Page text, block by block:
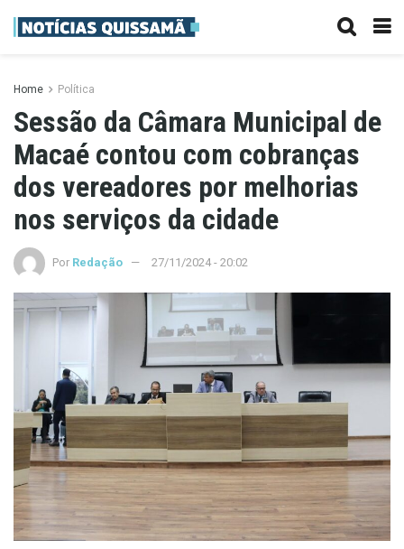
Home Política
Sessão da Câmara Municipal de
Macaé contou com cobranças
dos vereadores por melhorias
nos serviços da cidade
Por Redação 27/11/2024 - 20:02